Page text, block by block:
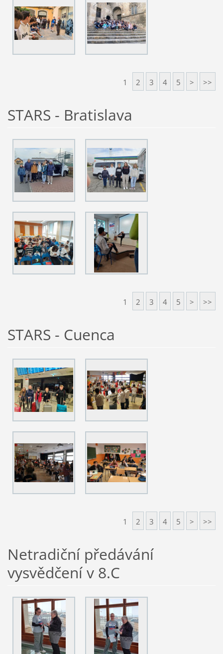
1 2 3 4 5 > >>
STARS - Bratislava
1 2 3 4 5 > >>
STARS - Cuenca
1 2 3 4 5 > >>
Netradiční předávání
vysvědčení v 8.C